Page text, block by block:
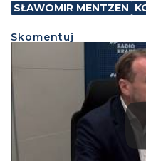
SŁAWOMIR MENTZEN
Skomentuj